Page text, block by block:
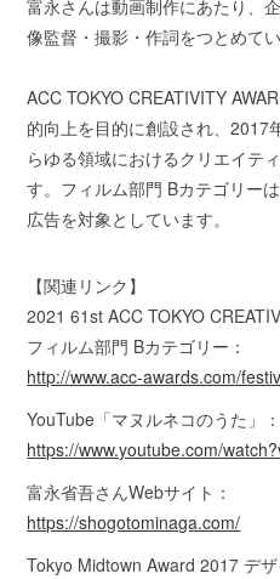
富永さんは動画制作にあたり、
像監督・撮影・作詞をつとめてい
ACC TOKYO CREATIVITY
的向上を目的に創設され、2017
らゆる領域におけるクリエイテ
す。フィルム部門 Bカテゴリー
広告を対象としています。
【関連リンク】
2021 61st ACC TOKYO
フィルム部門 Bカテゴリー：
http://www.acc-awards.com/
YouTube「マヌルネコのうた」：
https://www.youtube.com/
富永省吾さんWebサイト：
https://shogotominaga.com/
Tokyo Midtown Award 2017 デ